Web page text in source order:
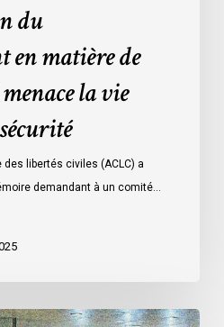
du
en matière de
la vie
libertés civiles (ACLC) a
demandant à un comité…